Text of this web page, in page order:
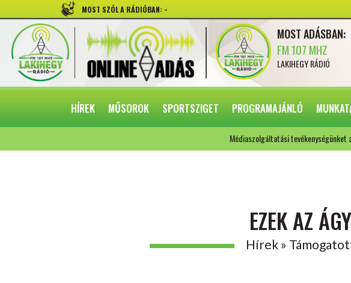
MOST SZÓL A RÁDIÓBAN: -
MOST ADÁSBAN:
FM 107 MHZ
LAKIHEGY RÁDIÓ
HÍREK MŰSOROK SPORTSZIGET PROGRAMAJÁNLÓ
Médiaszolgáltatási
EZEK AZ
Hírek »